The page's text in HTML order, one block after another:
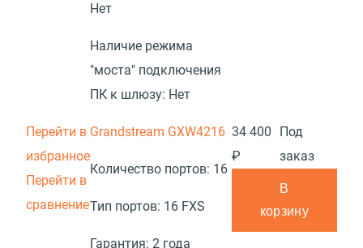
Нет
Наличие режима
"моста" подключения
ПК к шлюзу: Нет
Перейти в
избранное
Перейти в
сравнение
Grandstream GXW4216
Количество портов: 16
Тип портов: 16 FXS
Гарантия: 2 года
34 400
₽
Под
заказ
В
корзину